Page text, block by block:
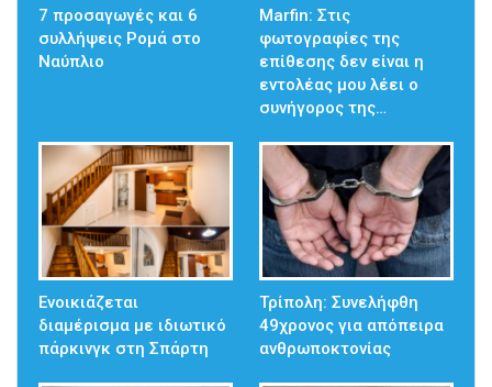
7 προσαγωγές και 6
συλλήψεις Ρομά στο
Ναύπλιο
Marfin: Στις
φωτογραφίες της
επίθεσης δεν είναι η
εντολέας μου λέει ο
συνήγορος της…
Ενοικιάζεται
διαμέρισμα με ιδιωτικό
πάρκινγκ στη Σπάρτη
Τρίπολη: Συνελήφθη
49χρονος για απόπειρα
ανθρωποκτονίας